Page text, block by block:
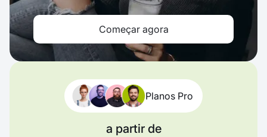
Começar agora
Planos Pro
a partir de